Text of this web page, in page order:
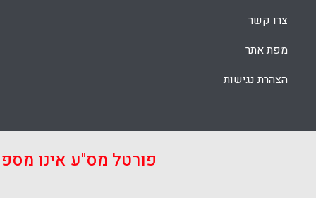
צרו קשר
מפת אתר
הצהרת נגישות
פורטל מס"ע אינו